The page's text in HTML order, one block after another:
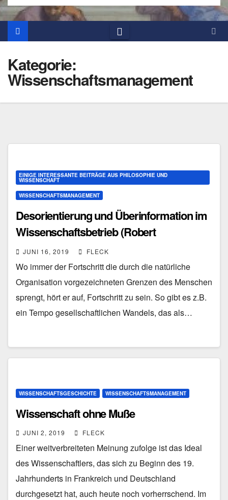
Kategorie:
Wissenschaftsmanagement
EINIGE INTERESSANTE BEITRÄGE AUS PHILOSOPHIE UND
WISSENSCHAFT
WISSENSCHAFTSMANAGEMENT
Desorientierung und Überinformation im
Wissenschaftsbetrieb (Robert
Spaemann)
JUNI 16, 2019 FLECK
Wo immer der Fortschritt die durch die natürliche
Organisation vorgezeichneten Grenzen des Menschen
sprengt, hört er auf, Fortschritt zu sein. So gibt es z.B.
ein Tempo gesellschaftlichen Wandels, das als…
WISSENSCHAFTSGESCHICHTE WISSENSCHAFTSMANAGEMENT
Wissenschaft ohne Muße
JUNI 2, 2019 FLECK
Einer weitverbreiteten Meinung zufolge ist das Ideal
des Wissenschaftlers, das sich zu Beginn des 19.
Jahrhunderts in Frankreich und Deutschland
durchgesetzt hat, auch heute noch vorherrschend. Im